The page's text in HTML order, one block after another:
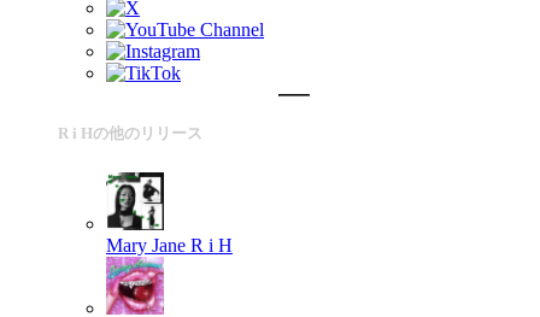
R i Hの他のリリース
Mary Jane R i H